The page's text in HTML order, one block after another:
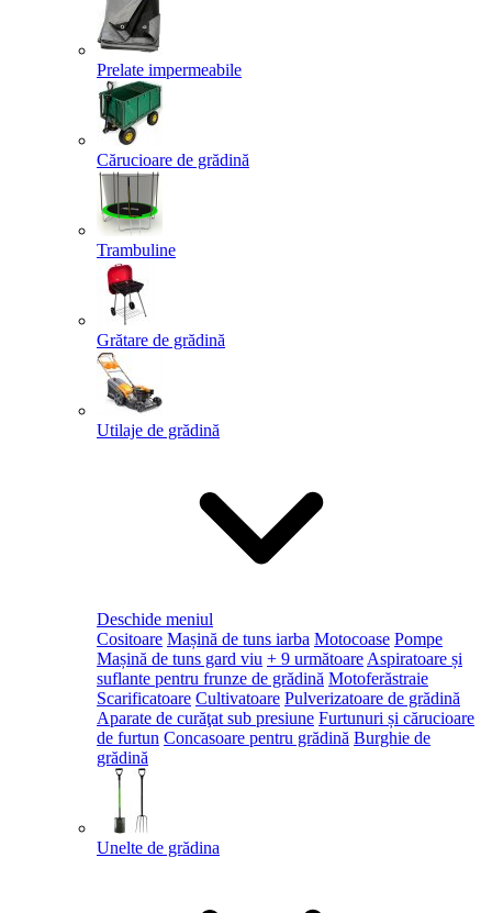
Prelate impermeabile
Cărucioare de grădină
Trambuline
Grătare de grădină
Utilaje de grădină
Deschide meniul
Cositoare Mașină de tuns iarba Motocoase Pompe
Mașină de tuns gard viu + 9 următoare Aspiratoare și
suflante pentru frunze de grădină Motoferăstraie
Scarificatoare Cultivatoare Pulverizatoare de grădină
Aparate de curăţat sub presiune Furtunuri și cărucioare
de furtun Concasoare pentru grădină Burghie de
grădină
Unelte de grădina